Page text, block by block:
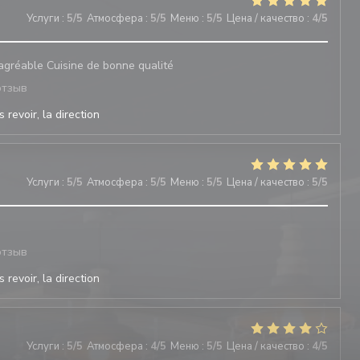
Услуги : 5/5 Атмосфера : 5/5 Меню : 5/5 Цена / качество : 4/5
Cuisine de bonne qualité
revoir, la direction
Услуги : 5/5 Атмосфера : 5/5 Меню : 5/5 Цена / качество : 5/5
revoir, la direction
Услуги : 5/5 Атмосфера : 4/5 Меню : 5/5 Цена / качество : 4/5